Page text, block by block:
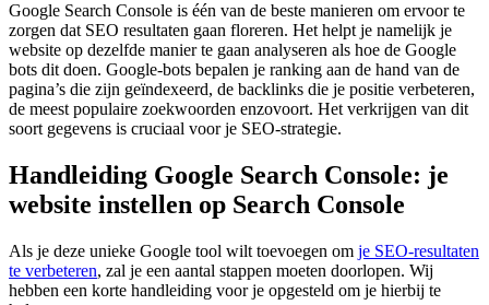
Google Search Console is één van de beste manieren om ervoor te
zorgen dat SEO resultaten gaan floreren. Het helpt je namelijk je
website op dezelfde manier te gaan analyseren als hoe de Google
bots dit doen. Google-bots bepalen je ranking aan de hand van de
pagina’s die zijn geïndexeerd, de backlinks die je positie verbeteren,
de meest populaire zoekwoorden enzovoort. Het verkrijgen van dit
soort gegevens is cruciaal voor je SEO-strategie.
Handleiding Google Search Console: je
website instellen op Search Console
Als je deze unieke Google tool wilt toevoegen om je SEO-resultaten
te verbeteren, zal je een aantal stappen moeten doorlopen. Wij
hebben een korte handleiding voor je opgesteld om je hierbij te